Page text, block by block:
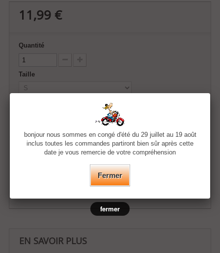
11,99 €
Quantité
Taille
Ajouter au panier
Ajouter à ma liste d'envies
EN SAVOIR PLUS
bonjour nous sommes en congé d'été du 29 juillet au 19 août
inclus toutes les commandes partiront bien sûr après cette
date je vous remercie de votre compréhension
Fermer
fermer